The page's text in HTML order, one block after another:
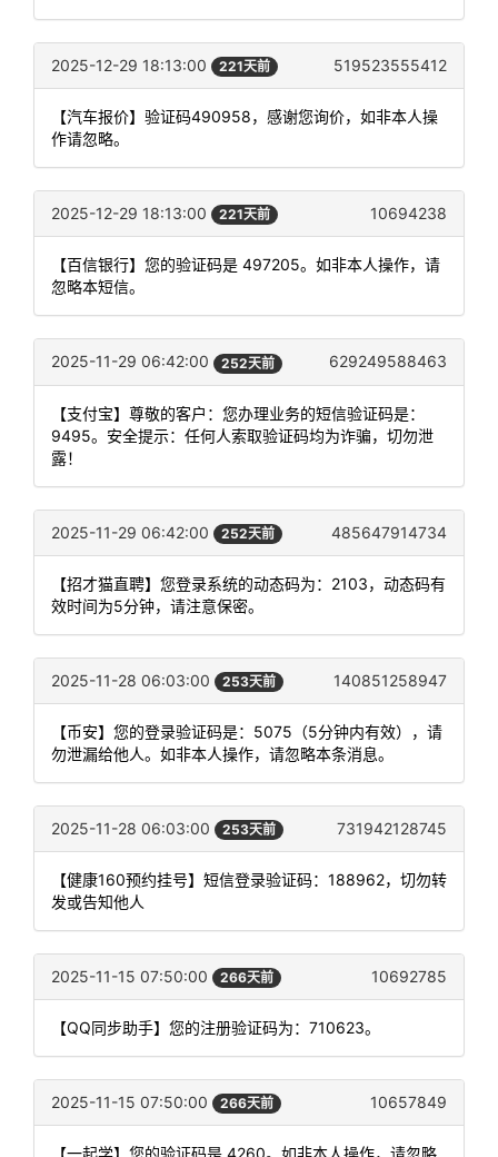
2025-12-29 18:13:00 221天前 519523555412
【汽车报价】验证码490958，感谢您询价，如非本人操
作请忽略。
2025-12-29 18:13:00 221天前 10694238
【百信银行】您的验证码是 497205。如非本人操作，请
忽略本短信。
2025-11-29 06:42:00 252天前 629249588463
【支付宝】尊敬的客户：您办理业务的短信验证码是：
9495。安全提示：任何人索取验证码均为诈骗，切勿泄
露！
2025-11-29 06:42:00 252天前 485647914734
【招才猫直聘】您登录系统的动态码为：2103，动态码有
效时间为5分钟，请注意保密。
2025-11-28 06:03:00 253天前 140851258947
【币安】您的登录验证码是：5075（5分钟内有效），请
勿泄漏给他人。如非本人操作，请忽略本条消息。
2025-11-28 06:03:00 253天前 731942128745
【健康160预约挂号】短信登录验证码：188962，切勿转
发或告知他人
2025-11-15 07:50:00 266天前 10692785
【QQ同步助手】您的注册验证码为：710623。
2025-11-15 07:50:00 266天前 10657849